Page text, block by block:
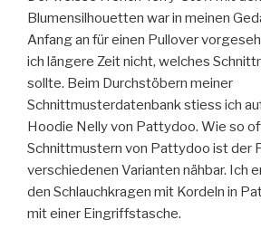
Blumensilhouetten war in meinen
Anfang an für einen Pullover
ich längere Zeit nicht, welches
sollte. Beim Durchstöbern meiner
Schnittmusterdatenbank stiess ich
Hoodie Nelly von Pattydoo. Wie so
Schnittmustern von Pattydoo ist der
verschiedenen Varianten nähbar. Ich
den Schlauchkragen mit Kordeln in
mit einer Eingriffstasche.